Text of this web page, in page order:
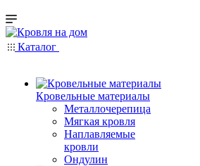
Каталог
Кровельные материалы
Металлочерепица
Мягкая кровля
Наплавляемые
кровли
Ондулин